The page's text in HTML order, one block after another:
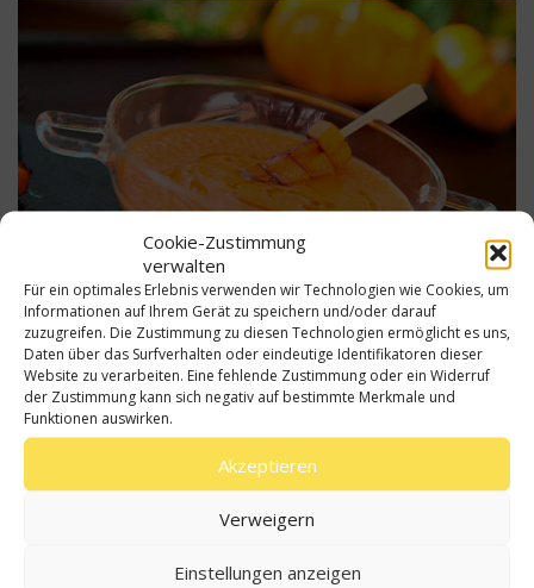
Cookie-Zustimmung
verwalten
Für ein optimales Erlebnis verwenden wir Technologien wie Cookies, um
Informationen auf Ihrem Gerät zu speichern und/oder darauf
zuzugreifen. Die Zustimmung zu diesen Technologien ermöglicht es uns,
Daten über das Surfverhalten oder eindeutige Identifikatoren dieser
Website zu verarbeiten. Eine fehlende Zustimmung oder ein Widerruf
der Zustimmung kann sich negativ auf bestimmte Merkmale und
Funktionen auswirken.
Akzeptieren
Verweigern
Einstellungen anzeigen
30 min
Zutaten